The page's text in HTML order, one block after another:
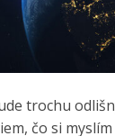
trochu
čo si